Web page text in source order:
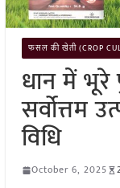
फसल की खेती (CROP
धान में भूरे
सर्वोत्तम
विधि
October 6, 2025